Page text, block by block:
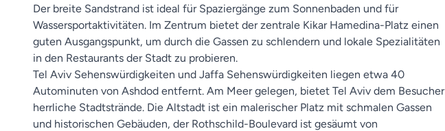
Der breite Sandstrand ist ideal für Spaziergänge zum Sonnenbaden und für
Wassersportaktivitäten. Im Zentrum bietet der zentrale Kikar Hamedina-Platz einen
guten Ausgangspunkt, um durch die Gassen zu schlendern und lokale Spezialitäten
in den Restaurants der Stadt zu probieren.
Tel Aviv Sehenswürdigkeiten und Jaffa Sehenswürdigkeiten liegen etwa 40
Autominuten von Ashdod entfernt. Am Meer gelegen, bietet Tel Aviv dem Besucher
herrliche Stadtstrände. Die Altstadt ist ein malerischer Platz mit schmalen Gassen
und historischen Gebäuden, der Rothschild-Boulevard ist gesäumt von